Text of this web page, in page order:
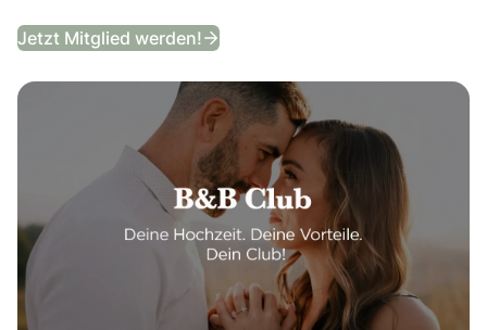
Jetzt Mitglied werden! B&B Club